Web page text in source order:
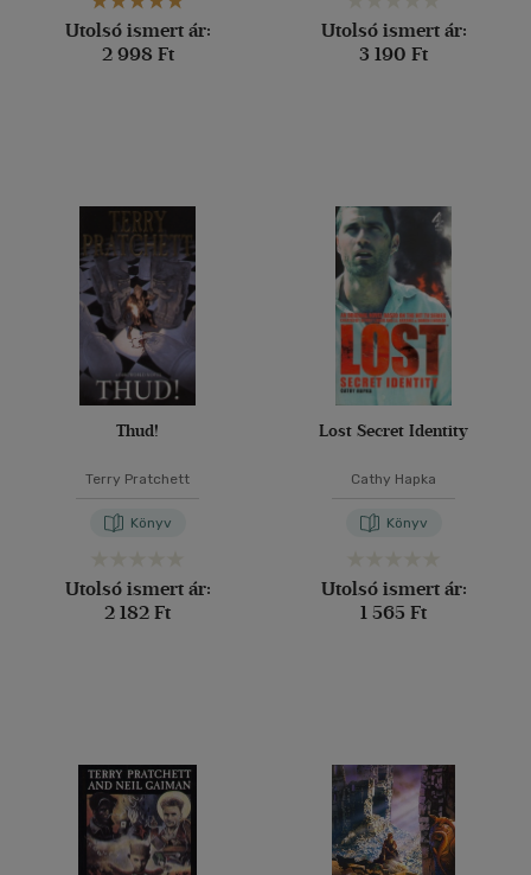
Utolsó ismert ár:
2 998 Ft
Utolsó ismert ár:
3 190 Ft
Thud!
Terry Pratchett
Könyv
Utolsó ismert ár:
2 182 Ft
Lost Secret Identity
Cathy Hapka
Könyv
Utolsó ismert ár:
1 565 Ft